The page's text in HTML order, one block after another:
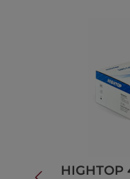
HIGHTOP